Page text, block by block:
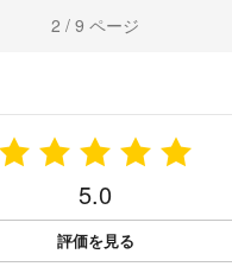
2 / 9 ページ
5.0
評価を見る